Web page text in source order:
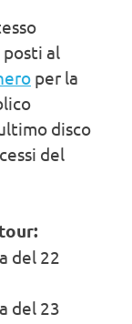
al
per la
disco
del
del 22
del 23